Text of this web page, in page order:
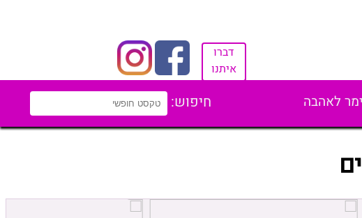
דברו
איתנו
לאהבה חיפוש: